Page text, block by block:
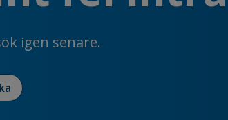
igen senare.